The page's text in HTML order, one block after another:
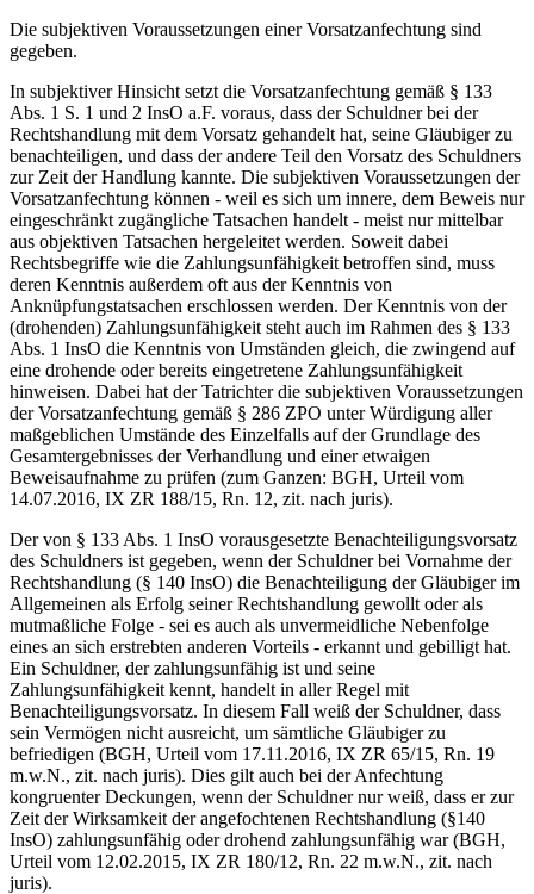
Die subjektiven Voraussetzungen einer Vorsatzanfechtung sind
gegeben.
In subjektiver Hinsicht setzt die Vorsatzanfechtung gemäß § 133
Abs. 1 S. 1 und 2 InsO a.F. voraus, dass der Schuldner bei der
Rechtshandlung mit dem Vorsatz gehandelt hat, seine Gläubiger zu
benachteiligen, und dass der andere Teil den Vorsatz des Schuldners
zur Zeit der Handlung kannte. Die subjektiven Voraussetzungen der
Vorsatzanfechtung können - weil es sich um innere, dem Beweis nur
eingeschränkt zugängliche Tatsachen handelt - meist nur mittelbar
aus objektiven Tatsachen hergeleitet werden. Soweit dabei
Rechtsbegriffe wie die Zahlungsunfähigkeit betroffen sind, muss
deren Kenntnis außerdem oft aus der Kenntnis von
Anknüpfungstatsachen erschlossen werden. Der Kenntnis von der
(drohenden) Zahlungsunfähigkeit steht auch im Rahmen des § 133
Abs. 1 InsO die Kenntnis von Umständen gleich, die zwingend auf
eine drohende oder bereits eingetretene Zahlungsunfähigkeit
hinweisen. Dabei hat der Tatrichter die subjektiven Voraussetzungen
der Vorsatzanfechtung gemäß § 286 ZPO unter Würdigung aller
maßgeblichen Umstände des Einzelfalls auf der Grundlage des
Gesamtergebnisses der Verhandlung und einer etwaigen
Beweisaufnahme zu prüfen (zum Ganzen: BGH, Urteil vom
14.07.2016, IX ZR 188/15, Rn. 12, zit. nach juris).
Der von § 133 Abs. 1 InsO vorausgesetzte Benachteiligungsvorsatz
des Schuldners ist gegeben, wenn der Schuldner bei Vornahme der
Rechtshandlung (§ 140 InsO) die Benachteiligung der Gläubiger im
Allgemeinen als Erfolg seiner Rechtshandlung gewollt oder als
mutmaßliche Folge - sei es auch als unvermeidliche Nebenfolge
eines an sich erstrebten anderen Vorteils - erkannt und gebilligt hat.
Ein Schuldner, der zahlungsunfähig ist und seine
Zahlungsunfähigkeit kennt, handelt in aller Regel mit
Benachteiligungsvorsatz. In diesem Fall weiß der Schuldner, dass
sein Vermögen nicht ausreicht, um sämtliche Gläubiger zu
befriedigen (BGH, Urteil vom 17.11.2016, IX ZR 65/15, Rn. 19
m.w.N., zit. nach juris). Dies gilt auch bei der Anfechtung
kongruenter Deckungen, wenn der Schuldner nur weiß, dass er zur
Zeit der Wirksamkeit der angefochtenen Rechtshandlung (§140
InsO) zahlungsunfähig oder drohend zahlungsunfähig war (BGH,
Urteil vom 12.02.2015, IX ZR 180/12, Rn. 22 m.w.N., zit. nach
juris).